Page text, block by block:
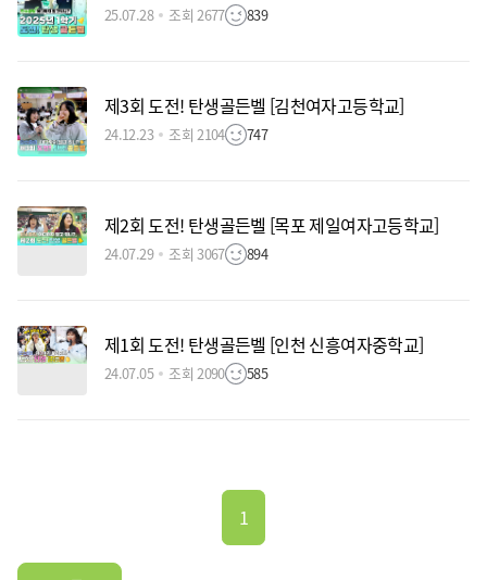
25.07.28 조회 2677 839
제3회 도전! 탄생골든벨 [김천여자고등학교]
24.12.23 조회 2104 747
제2회 도전! 탄생골든벨 [목포 제일여자고등학교]
24.07.29 조회 3067 894
제1회 도전! 탄생골든벨 [인천 신흥여자중학교]
24.07.05 조회 2090 585
1